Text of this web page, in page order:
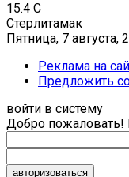
15.4 C
Стерлитамак
Пятница, 7 августа,
Реклама на
Предложить
войти в систему
Добро пожаловать!